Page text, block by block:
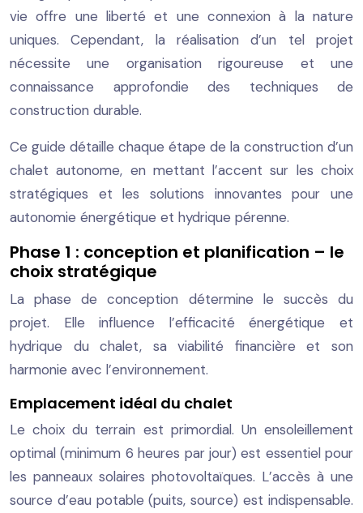
vie offre une liberté et une connexion à la nature
uniques. Cependant, la réalisation d’un tel projet
nécessite une organisation rigoureuse et une
connaissance approfondie des techniques de
construction durable.
Ce guide détaille chaque étape de la construction d’un
chalet autonome, en mettant l’accent sur les choix
stratégiques et les solutions innovantes pour une
autonomie énergétique et hydrique pérenne.
Phase 1 : conception et planification – le
choix stratégique
La phase de conception détermine le succès du
projet. Elle influence l’efficacité énergétique et
hydrique du chalet, sa viabilité financière et son
harmonie avec l’environnement.
Emplacement idéal du chalet
Le choix du terrain est primordial. Un ensoleillement
optimal (minimum 6 heures par jour) est essentiel pour
les panneaux solaires photovoltaïques. L’accès à une
source d’eau potable (puits, source) est indispensable.